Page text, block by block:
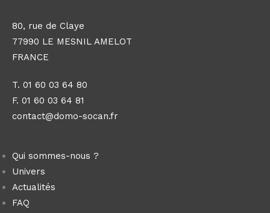
80, rue de Claye
77990 LE MESNIL AMELOT
FRANCE
T. 01 60 03 64 80
F. 01 60 03 64 81
contact@domo-socan.fr
Qui sommes-nous ?
Univers
Actualités
FAQ